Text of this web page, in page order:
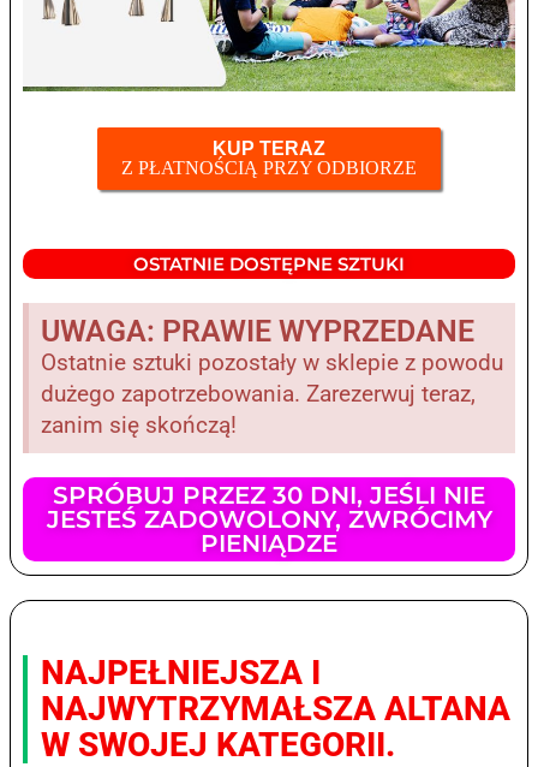
KUP TERAZ
Z PŁATNOŚCIĄ PRZY ODBIORZE
OSTATNIE DOSTĘPNE SZTUKI
UWAGA: PRAWIE WYPRZEDANE
Ostatnie sztuki pozostały w sklepie z powodu
dużego zapotrzebowania. Zarezerwuj teraz,
zanim się skończą!
SPRÓBUJ PRZEZ 30 DNI, JEŚLI NIE
JESTEŚ ZADOWOLONY, ZWRÓCIMY
PIENIĄDZE
NAJPEŁNIEJSZA I
NAJWYTRZYMAŁSZA ALTANA
W SWOJEJ KATEGORII.